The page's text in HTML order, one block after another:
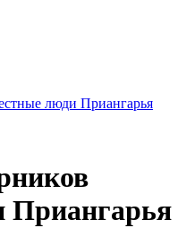
люди Приангарья
Приангарья